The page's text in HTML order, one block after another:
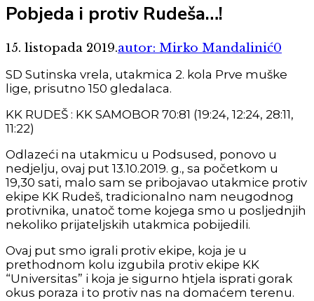
Pobjeda i protiv Rudeša…!
15. listopada 2019.autor: Mirko Mandalinić0
SD Sutinska vrela, utakmica 2. kola Prve muške
lige, prisutno 150 gledalaca.
KK RUDEŠ : KK SAMOBOR 70:81 (19:24, 12:24, 28:11,
11:22)
Odlazeći na utakmicu u Podsused, ponovo u
nedjelju, ovaj put 13.10.2019. g., sa početkom u
19,30 sati, malo sam se pribojavao utakmice protiv
ekipe KK Rudeš, tradicionalno nam neugodnog
protivnika, unatoč tome kojega smo u posljednjih
nekoliko prijateljskih utakmica pobijedili.
Ovaj put smo igrali protiv ekipe, koja je u
prethodnom kolu izgubila protiv ekipe KK
“Universitas” i koja je sigurno htjela isprati gorak
okus poraza i to protiv nas na domaćem terenu.